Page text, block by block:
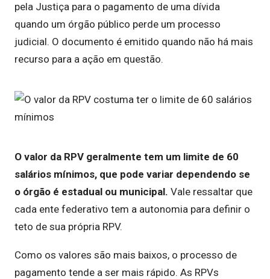
pela Justiça para o pagamento de uma dívida
quando um órgão público perde um processo
judicial. O documento é emitido quando não há mais
recurso para a ação em questão.
O valor da RPV geralmente tem um limite de 60
salários mínimos, que pode variar dependendo se
o órgão é estadual ou municipal. Vale ressaltar que
cada ente federativo tem a autonomia para definir o
teto de sua própria RPV.
Como os valores são mais baixos, o processo de
pagamento tende a ser mais rápido. As RPVs